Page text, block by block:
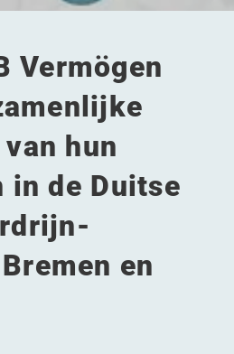
Vermögen
hun
de Duitse
en